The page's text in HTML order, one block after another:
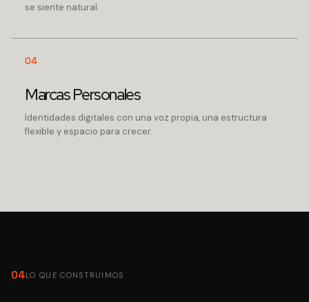
se siente natural.
04
Marcas Personales
Identidades digitales con una voz propia, una estructura
flexible y espacio para crecer.
04LO QUE CONSTRUIMOS